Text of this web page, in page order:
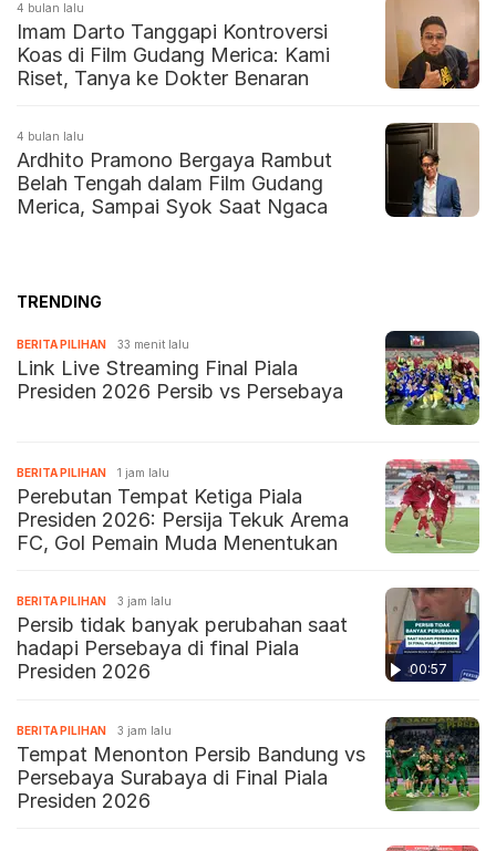
4 bulan lalu
Imam Darto Tanggapi Kontroversi
Koas di Film Gudang Merica: Kami
Riset, Tanya ke Dokter Benaran
4 bulan lalu
Ardhito Pramono Bergaya Rambut
Belah Tengah dalam Film Gudang
Merica, Sampai Syok Saat Ngaca
TRENDING
BERITA PILIHAN 33 menit lalu
Link Live Streaming Final Piala
Presiden 2026 Persib vs Persebaya
BERITA PILIHAN 1 jam lalu
Perebutan Tempat Ketiga Piala
Presiden 2026: Persija Tekuk Arema
FC, Gol Pemain Muda Menentukan
00:57
BERITA PILIHAN 3 jam lalu
Persib tidak banyak perubahan saat
hadapi Persebaya di final Piala
Presiden 2026
BERITA PILIHAN 3 jam lalu
Tempat Menonton Persib Bandung vs
Persebaya Surabaya di Final Piala
Presiden 2026